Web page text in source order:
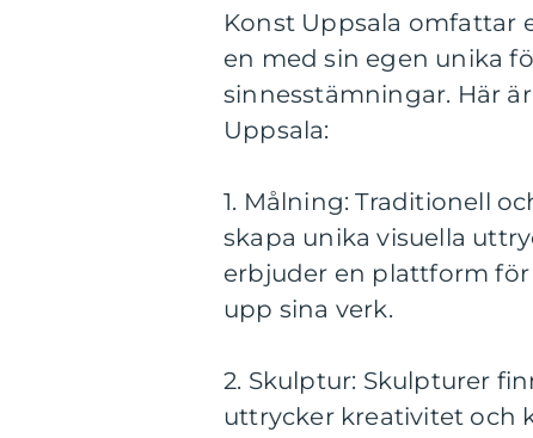
Konst Uppsala omfattar
en med sin egen unika
sinnesstämningar. Här
Uppsala:
1. Målning: Traditionell
skapa unika visuella
erbjuder en plattform
upp sina verk.
2. Skulptur: Skulpturer
uttrycker kreativitet och